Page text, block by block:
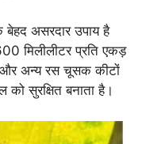
असरदार उपाय है
मिलीलीटर प्रति एकड़
अन्य रस चूसक कीटों
सुरक्षित बनाता है।